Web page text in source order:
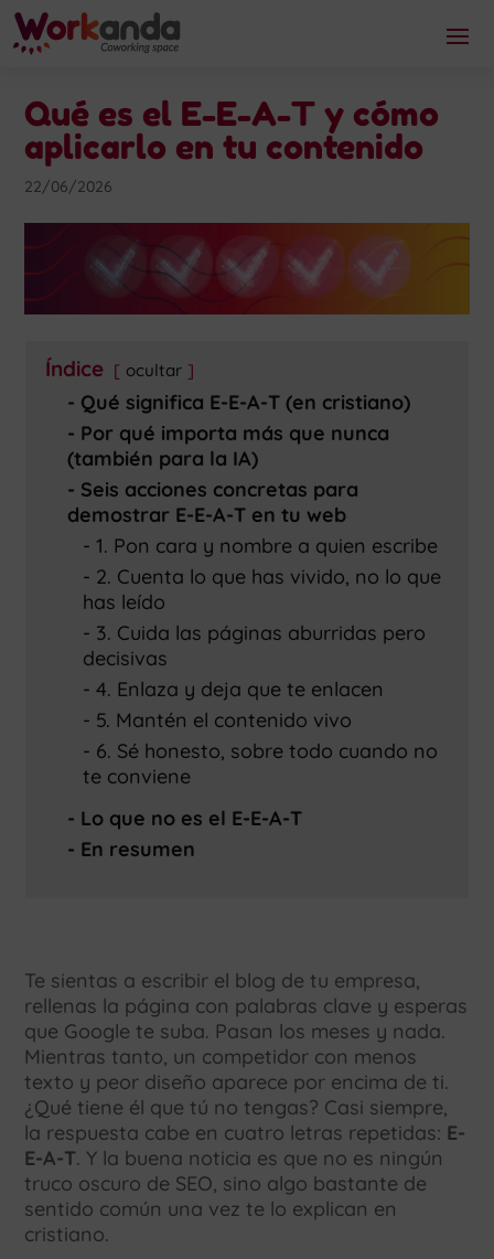
Qué es el E-E-A-T y cómo
aplicarlo en tu contenido
22/06/2026
Índice ocultar
Qué significa E-E-A-T (en cristiano)
Por qué importa más que nunca
(también para la IA)
Seis acciones concretas para
demostrar E-E-A-T en tu web
1. Pon cara y nombre a quien escribe
2. Cuenta lo que has vivido, no lo que
has leído
3. Cuida las páginas aburridas pero
decisivas
4. Enlaza y deja que te enlacen
5. Mantén el contenido vivo
6. Sé honesto, sobre todo cuando no
te conviene
Lo que no es el E-E-A-T
En resumen
Te sientas a escribir el blog de tu empresa,
rellenas la página con palabras clave y esperas
que Google te suba. Pasan los meses y nada.
Mientras tanto, un competidor con menos
texto y peor diseño aparece por encima de ti.
¿Qué tiene él que tú no tengas? Casi siempre,
la respuesta cabe en cuatro letras repetidas: E-
E-A-T. Y la buena noticia es que no es ningún
truco oscuro de SEO, sino algo bastante de
sentido común una vez te lo explican en
cristiano.